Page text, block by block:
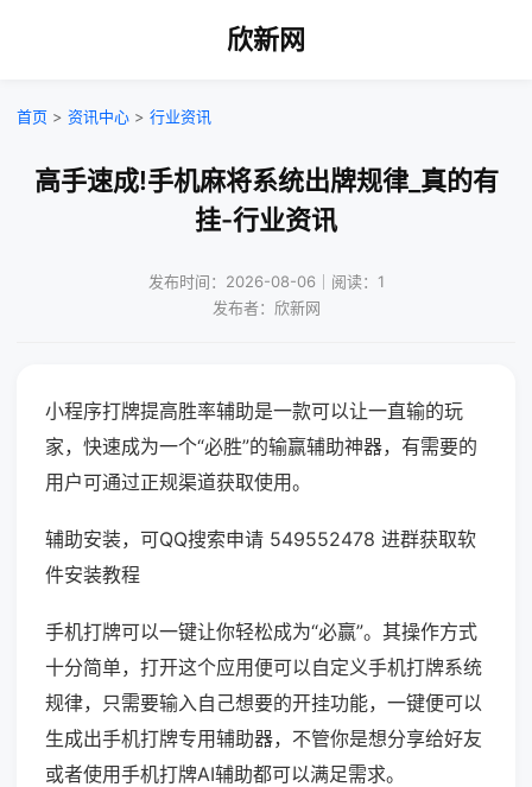
欣新网
首页 > 资讯中心 > 行业资讯
高手速成!手机麻将系统出牌规律_真的有
挂-行业资讯
发布时间：2026-08-06｜阅读：1
发布者：欣新网
小程序打牌提高胜率辅助是一款可以让一直输的玩
家，快速成为一个“必胜”的输赢辅助神器，有需要的
用户可通过正规渠道获取使用。
辅助安装，可QQ搜索申请 549552478 进群获取软
件安装教程
手机打牌可以一键让你轻松成为“必赢”。其操作方式
十分简单，打开这个应用便可以自定义手机打牌系统
规律，只需要输入自己想要的开挂功能，一键便可以
生成出手机打牌专用辅助器，不管你是想分享给好友
或者使用手机打牌AI辅助都可以满足需求。